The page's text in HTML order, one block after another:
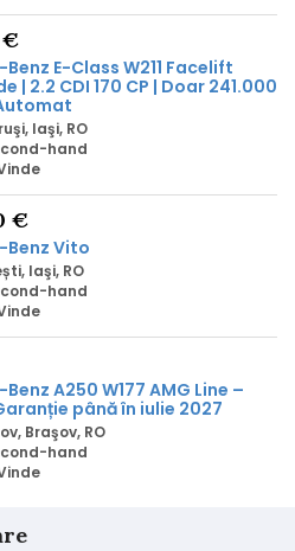
€
-Benz E-Class W211 Facelift
| 2.2 CDI 170 CP | Doar 241.000
Iaşi, RO
hand
€
-Benz Vito
Iaşi, RO
hand
-Benz A250 W177 AMG Line –
până în iulie 2027
Braşov, RO
hand